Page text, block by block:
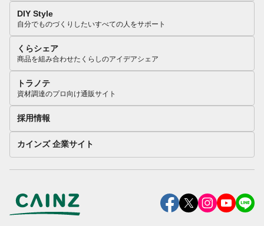
DIY Style
自分でものづくりしたいすべての人をサポート
くらシェア
商品を組み合わせたくらしのアイデアシェア
トラノテ
資材調達のプロ向け通販サイト
採用情報
カインズ 企業サイト